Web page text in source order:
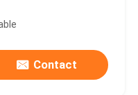
de
et réduire la
Contact